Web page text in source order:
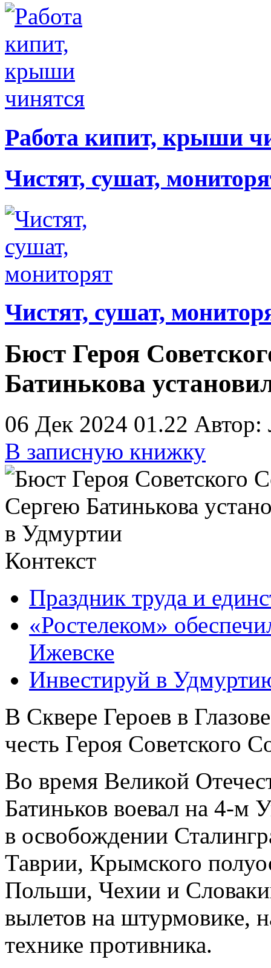
Работа кипит, крыши
Чистят, сушат,
Чистят, сушат,
Бюст Героя
Батинькова
06 Дек 2024 01.22
В записную книжку
Контекст
Праздник труда и
«Ростелеком»
Ижевске
Инвестируй в
В Сквере Героев в
честь Героя Советского
Во время Великой
Батиньков воевал на 4-м
в освобождении
Таврии, Крымского
Польши, Чехии и
вылетов на штурмовике,
технике противника.